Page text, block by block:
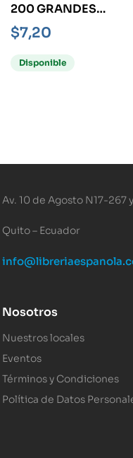
200 GRANDES
PINTORES -
MINIBOOKS-
$7,20
Disponible
Av. 10 de Agosto N17-267
Quito – Ecuador
Nosotros
Nuestros locales
Eventos
Términos y Condiciones
Política de Datos